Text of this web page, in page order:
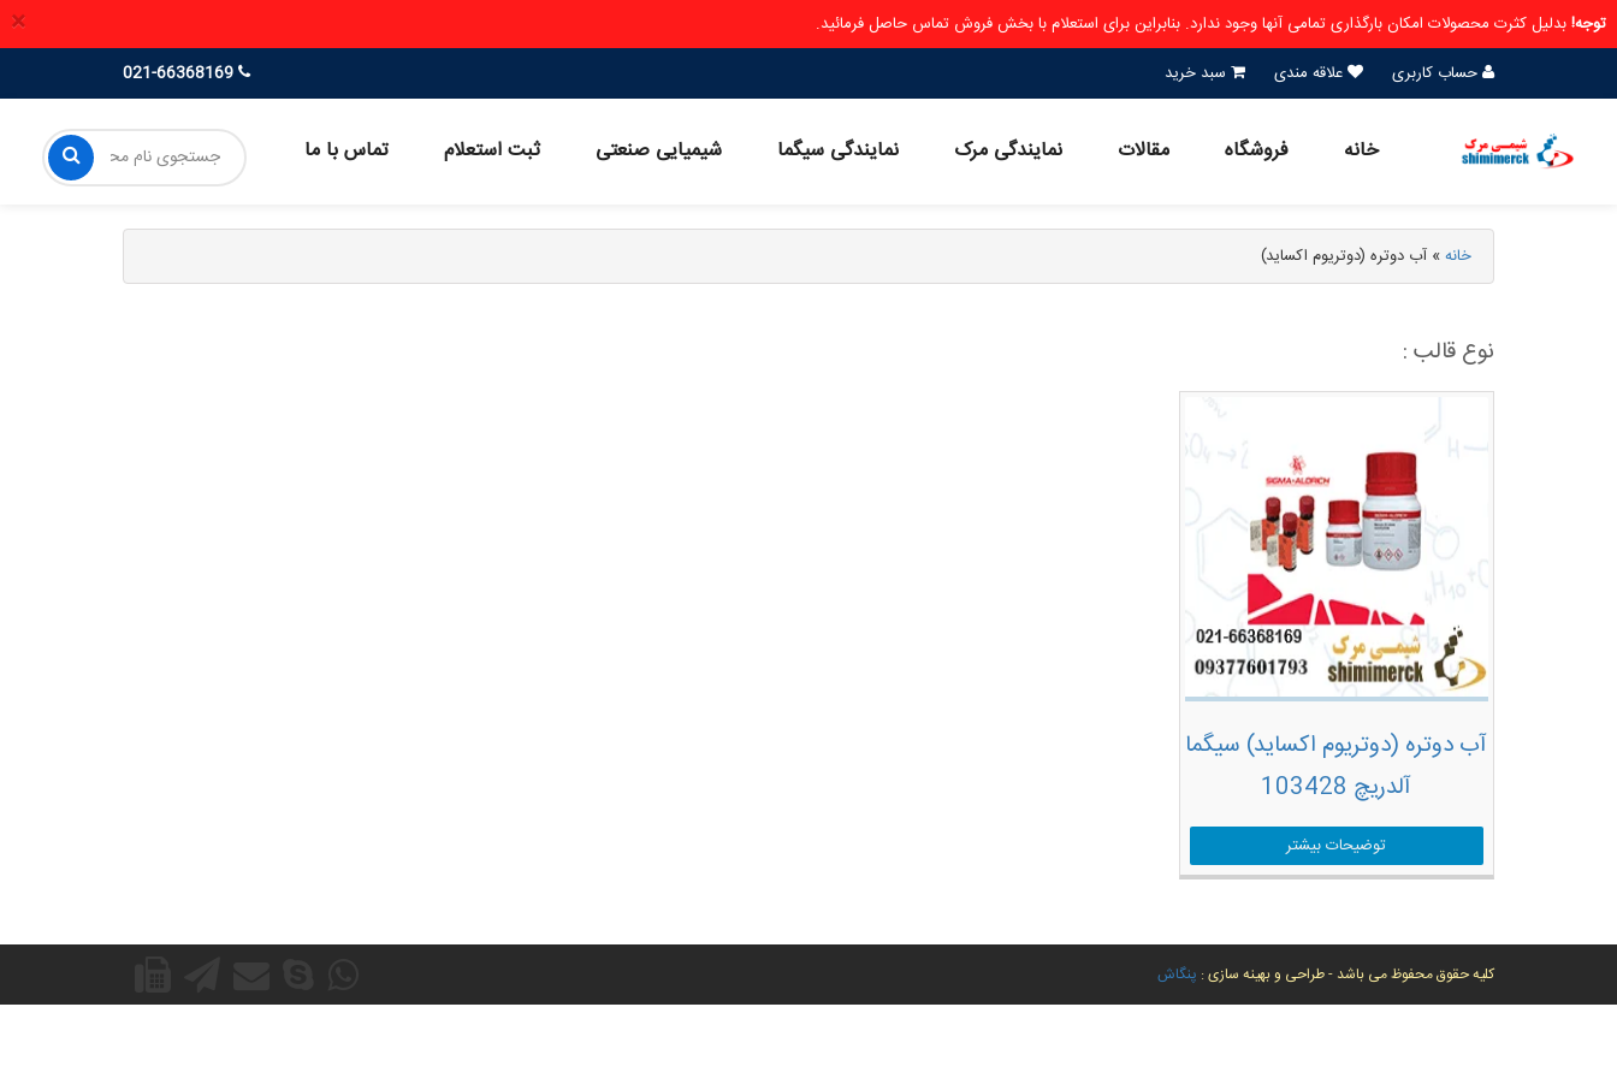
× توجه!بدلیل کثرت محصولات امکان بارگذاری تمامی آنها وجود ندارد. بنابراین برای استعلام با بخش فروش تماس حاصل فرمائید.
حساب کاربری
علاقه مندی سبد خرید
خانه فروشگاه مقالات نمایندگی مرک نمایندگی سیگما شیمیایی صنعتی ثبت استعلام تماس با ما
خانه» آب دوتره (دوتریوم اکساید)
نوع قالب :
آب دوتره (دوتریوم اکساید) سیگما
آلدریچ 103428
توضیحات بیشتر
کلیه حقوق محفوظ می باشد - طراحی و بهینه سازی : پنگاش